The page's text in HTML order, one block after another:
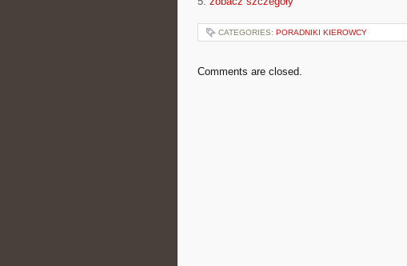
CATEGORIES: PORADNIKI KIEROWCY
Comments are closed.